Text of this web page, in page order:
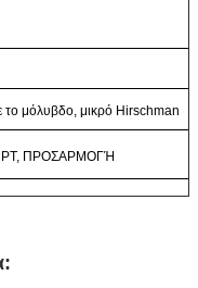
το μόλυβδο, μικρό Hirschman
ΠΡΟΣΑΡΜΟΓΉ